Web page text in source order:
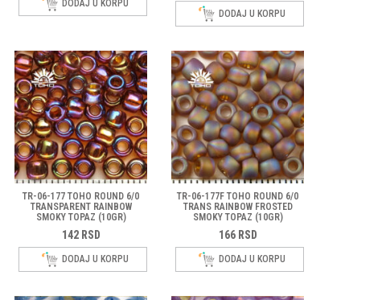
DODAJ U KORPU
DODAJ U KORPU
TR-06-177 TOHO ROUND 6/0
TRANSPARENT RAINBOW
SMOKY TOPAZ (10GR)
142 RSD
DODAJ U KORPU
TR-06-177F TOHO ROUND 6/0
TRANS RAINBOW FROSTED
SMOKY TOPAZ (10GR)
166 RSD
DODAJ U KORPU